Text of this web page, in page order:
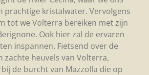
prachtige kristalwater. Vervolgens
tot we Volterra bereiken met zijn
Ook hier zal de ervaren
inspannen. Fietsend over de
zachte heuvels van Volterra,
de burcht van Mazzolla die op